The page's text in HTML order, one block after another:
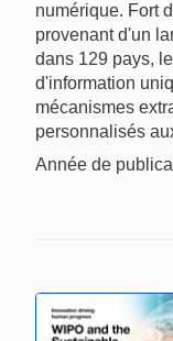
numérique. Fort
provenant d'un
dans 129 pays,
d'information
mécanismes
personnalisés
Année de